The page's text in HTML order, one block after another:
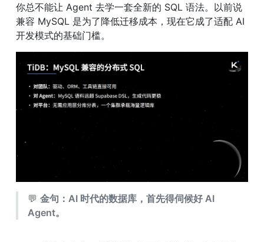
你总不能让 Agent 去学一套全新的 SQL 语法。以前说
兼容 MySQL 是为了降低迁移成本，现在它成了适配 AI
开发模式的基础门槛。
💬 金句：AI 时代的数据库，首先得伺候好 AI
Agent。